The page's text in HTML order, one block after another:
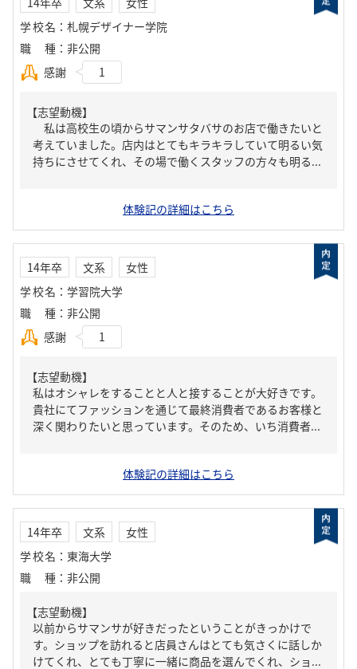
学校名 ： 札幌デザイナー学院
職種 ： 非公開
感謝
1
【志望動機】
私は高校生の頃からサマンサタバサのお店で働きたいと
考えていました。店内はとてもキラキラしていて明るい気
持ちにさせてくれ、その場で働くスタッフの方々も明る...
体験記の詳細はこちら
14年卒 文系
女性
学校名 ： 学習院大学
職種 ： 非公開
感謝
1
【志望動機】
私はオシャレをすることと人と接することが大好きです。
貴社にてファッションを通じて最終消費者であるお客様と
深く関わりたいと思っています。そのため、いち消費者...
体験記の詳細はこちら
14年卒 文系
女性
学校名 ： 東海大学
職種 ： 非公開
【志望動機】
以前からサマンサが好きだったということがきっかけで
す。ショップを訪れると店員さんはとても気さくに話しか
けてくれ、とても丁寧に一緒に商品を選んでくれ、ショ...